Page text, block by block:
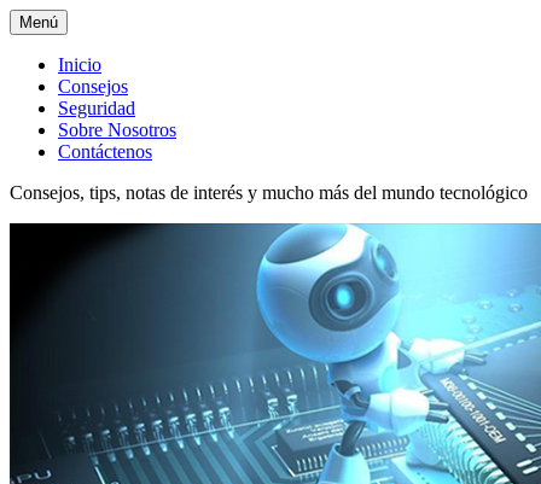
Menú
Menú
superior
Inicio
Consejos
Seguridad
Sobre Nosotros
Contáctenos
Consejos, tips, notas de interés y mucho más del mundo tecnológico